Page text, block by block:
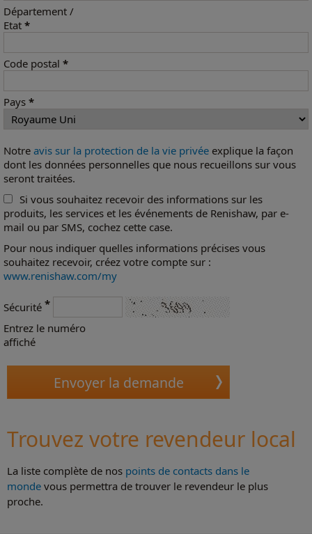
Département /
Etat *
Code postal *
Pays *
Notre avis sur la protection de la vie privée explique la façon
dont les données personnelles que nous recueillons sur vous
seront traitées.
Si vous souhaitez recevoir des informations sur les
produits, les services et les événements de Renishaw, par e-
mail ou par SMS, cochez cette case.
Pour nous indiquer quelles informations précises vous
souhaitez recevoir, créez votre compte sur :
www.renishaw.com/my
Sécurité *
Entrez le numéro
affiché
Trouvez votre revendeur local
La liste complète de nos points de contacts dans le
monde vous permettra de trouver le revendeur le plus
proche.